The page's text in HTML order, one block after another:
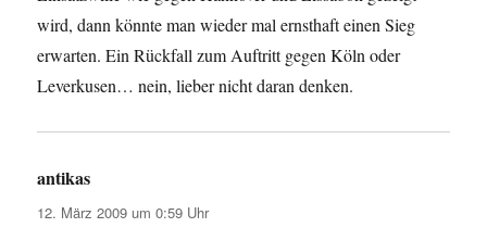
wird, dann könnte man wieder mal ernsthaft einen Sieg
erwarten. Ein Rückfall zum Auftritt gegen Köln oder
Leverkusen… nein, lieber nicht daran denken.
antikas
12. März 2009 um 0:59 Uhr